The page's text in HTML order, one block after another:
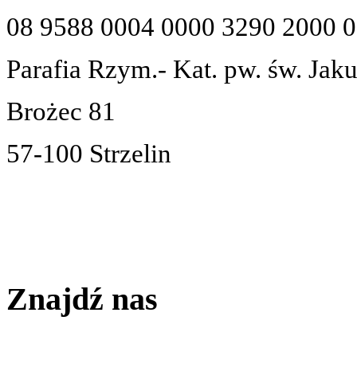
08 9588 0004 0000 3290 2000
Parafia Rzym.- Kat. pw. św.
Brożec 81
57-100 Strzelin
Znajdź nas